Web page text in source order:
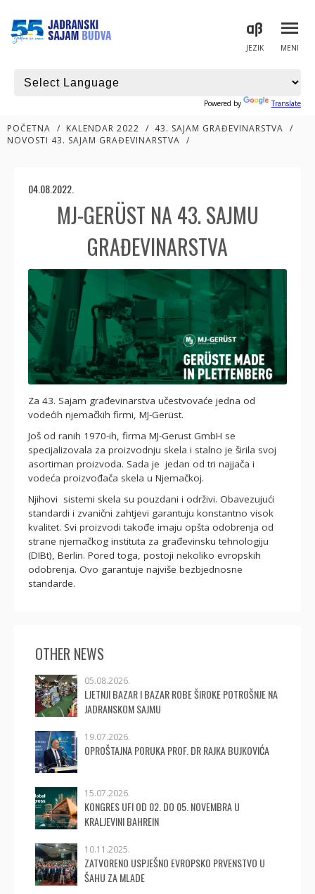
MENI
JEZIK
Powered by Translate
POČETNA / KALENDAR 2022 / 43. SAJAM GRAĐEVINARSTVA /
NOVOSTI 43. SAJAM GRAĐEVINARSTVA /
04.08.2022.
MJ-GERÜST NA 43. SAJMU
GRAĐEVINARSTVA
Za 43. Sajam građevinarstva učestvovaće jedna od
vodećih njemačkih firmi, MJ-Gerüst.
Još od ranih 1970-ih, firma MJ-Gerust GmbH se
specijalizovala za proizvodnju skela i stalno je širila svoj
asortiman proizvoda. Sada je jedan od tri najjača i
vodeća proizvođača skela u Njemačkoj.
Njihovi sistemi skela su pouzdani i održivi. Obavezujući
standardi i zvanični zahtjevi garantuju konstantno visok
kvalitet. Svi proizvodi takođe imaju opšta odobrenja od
strane njemačkog instituta za građevinsku tehnologiju
(DIBt), Berlin. Pored toga, postoji nekoliko evropskih
odobrenja. Ovo garantuje najviše bezbjednosne
standarde.
OTHER NEWS
05.08.2026.
LJETNJI BAZAR I BAZAR ROBE ŠIROKE POTROŠNJE NA
JADRANSKOM SAJMU
19.07.2026.
OPROŠTAJNA PORUKA PROF. DR RAJKA BUJKOVIĆA
15.07.2026.
KONGRES UFI OD 02. DO 05. NOVEMBRA U
KRALJEVINI BAHREIN
10.11.2025.
ZATVORENO USPJEŠNO EVROPSKO PRVENSTVO U
ŠAHU ZA MLADE